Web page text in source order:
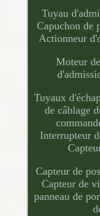
Tuyau
Capuchon de
Actionneur
Moteur
Tuyaux
de câblage
Interrupteur
Capteur de
Capteur de
panneau de